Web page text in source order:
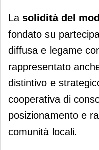
La solidità del
fondato su
diffusa e legame
rappresentato
distintivo e
cooperativa di
posizionamento e
comunità locali.